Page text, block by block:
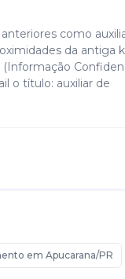
como
da antiga
o título: auxiliar de
em Apucarana/PR